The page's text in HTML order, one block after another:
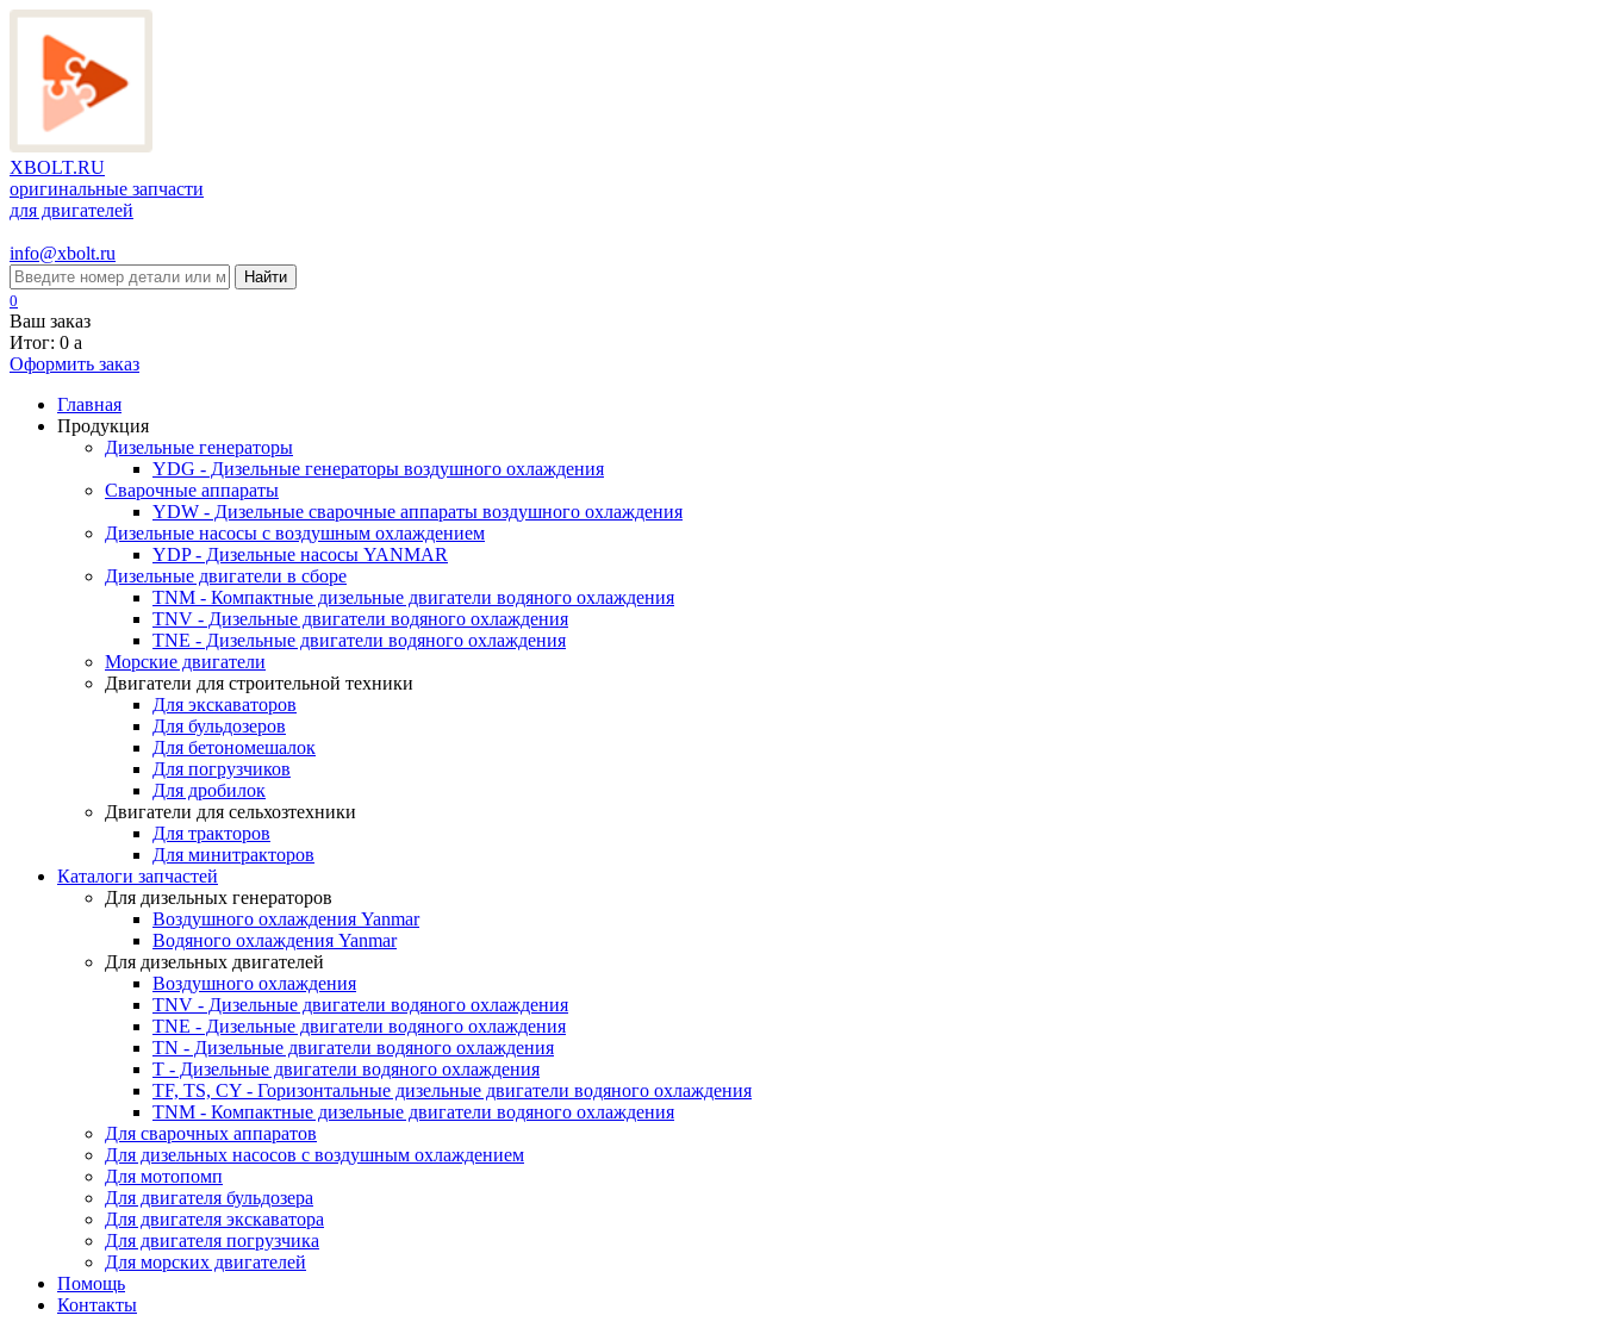
XBOLT.RU
оригинальные запчасти
для двигателей
info@xbolt.ru
Найти
0
Ваш заказ
Итог: 0 a
Оформить заказ
Главная
Продукция
Дизельные генераторы
YDG - Дизельные генераторы воздушного охлаждения
Cварочные аппараты
YDW - Дизельные сварочные аппараты воздушного охлаждения
Дизельные насосы с воздушным охлаждением
YDP - Дизельные насосы YANMAR
Дизельные двигатели в сборе
TNM - Компактные дизельные двигатели водяного охлаждения
TNV - Дизельные двигатели водяного охлаждения
TNE - Дизельные двигатели водяного охлаждения
Морские двигатели
Двигатели для строительной техники
Для экскаваторов
Для бульдозеров
Для бетономешалок
Для погрузчиков
Для дробилок
Двигатели для сельхозтехники
Для тракторов
Для минитракторов
Каталоги запчастей
Для дизельных генераторов
Воздушного охлаждения Yanmar
Водяного охлаждения Yanmar
Для дизельных двигателей
Воздушного охлаждения
TNV - Дизельные двигатели водяного охлаждения
TNE - Дизельные двигатели водяного охлаждения
TN - Дизельные двигатели водяного охлаждения
T - Дизельные двигатели водяного охлаждения
TF, TS, CY - Горизонтальные дизельные двигатели водяного охлаждения
TNM - Компактные дизельные двигатели водяного охлаждения
Для сварочных аппаратов
Для дизельных насосов с воздушным охлаждением
Для мотопомп
Для двигателя бульдозера
Для двигателя экскаватора
Для двигателя погрузчика
Для морских двигателей
Помощь
Контакты